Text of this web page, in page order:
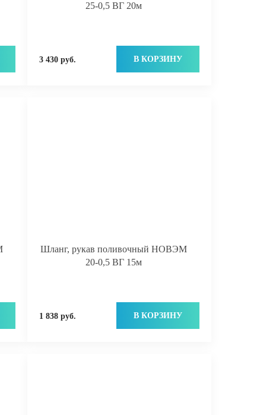
25-0,5 ВГ 20м
3 430 руб. В КОРЗИНУ
Шланг, рукав поливочный НОВЭМ
20-0,5 ВГ 15м
1 838 руб. В КОРЗИНУ